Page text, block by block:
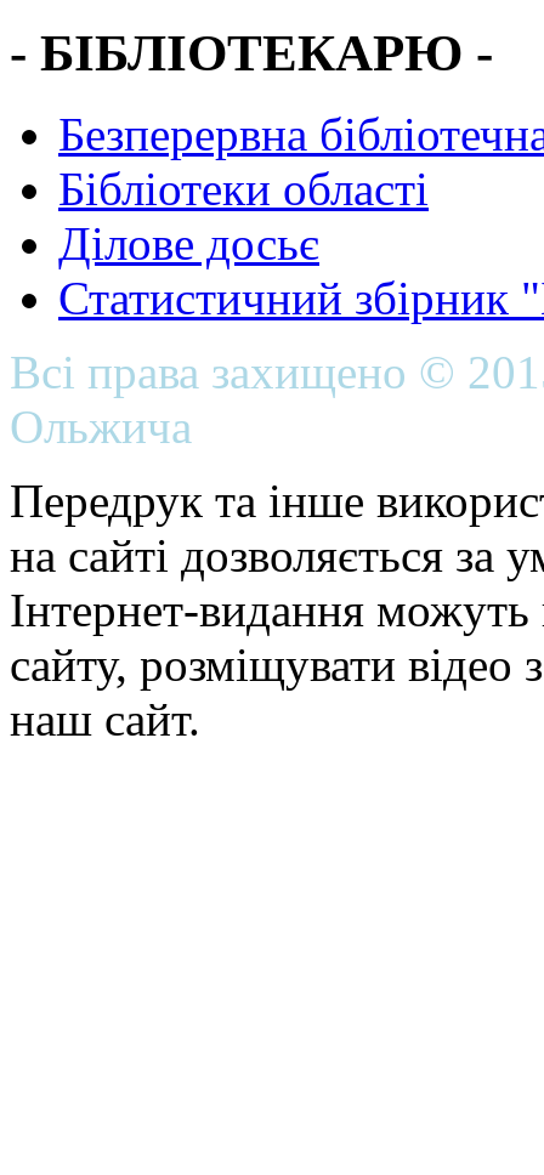
- БІБЛІОТЕКАРЮ -
Безперервна
Бібліотеки області
Ділове досьє
Статистичний
Всі права захищено ©
Ольжича
Передрук та інше
на сайті дозволяється
Інтернет-видання можуть
сайту, розміщувати відео
наш сайт.